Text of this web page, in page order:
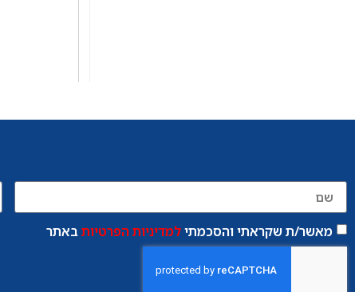
מאשר/ת שקראתי והסכמתילמדיניות הפרטיותבאתר